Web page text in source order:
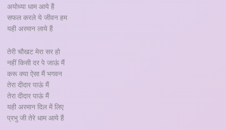
अयोध्या धाम आये हैं
सफल करले ये जीवन हम
यही अरमान लाये हैं
तेरी चौखट मेरा सर हो
नहीं किसी दर पे जाऊं मैं
करू क्या ऐसा मैं भगवन
तेरा दीदार पाऊं मैं
तेरा दीदार पाऊं मैं
यही अरमान दिल में लिए
प्रभु जी तेरे धाम आये हैं